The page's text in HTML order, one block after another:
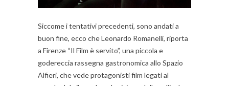
Siccome i tentativi precedenti, sono andati a
buon fine, ecco che Leonardo Romanelli, riporta
a Firenze “Il Film è servito”, una piccola e
godereccia rassegna gastronomica allo Spazio
Alfieri, che vede protagonisti film legati al